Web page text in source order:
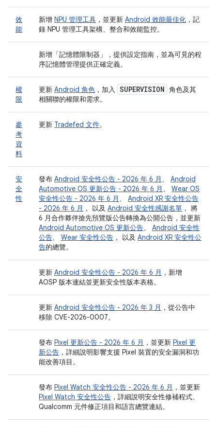
效
能
新增 NPU 管理工具 ，並更新 Android 效能最佳化 ，記
錄 NPU 管理工具架構、整合和效能監控。
新增「記憶體限制器」
，提供設定指南，並為可見的程
序記憶體管理提供正確定義。
權
限
更新 Android 角色 ，加入 SUPERVISION 角色及其
相關聯的權限和需求。
參
考
資
料
更新 Tradefed 文件。
安
全
性
發布 Android 安全性公告 - 2026 年 6 月 、 Android
Automotive OS 更新公告 - 2026 年 6 月 、 Wear OS
安全性公告 - 2026 年 6 月 、 Android XR 安全性公告
- 2026 年 6 月 ， 以及 Android 安全性感謝名單 ， 將
6 月合作夥伴搶先預覽版公告轉換為公開公告，並更新
Android Automotive OS 更新公告、 Android 安全性
公告、 Wear 安全性公告 ， 以及 Android XR 安全性公
告的總覽。
更新 Android 安全性公告 - 2026 年 6 月 ，新增
AOSP 版本連結並更新安全性版本表格。
更新 Android 安全性公告 - 2026 年 3 月 ，從公告中
移除 CVE-2026-0007。
發布 Pixel 更新公告 - 2026 年 6 月 ，並更新 Pixel 更
新公告 ，詳細說明影響支援 Pixel 裝置的安全漏洞和功
能改善項目。
發布 Pixel Watch 安全性公告 - 2026 年 6 月 ，並更新
Pixel Watch 安全性公告 ，詳細說明安全性修補程式、
Qualcomm 元件修正項目和語言總覽連結。